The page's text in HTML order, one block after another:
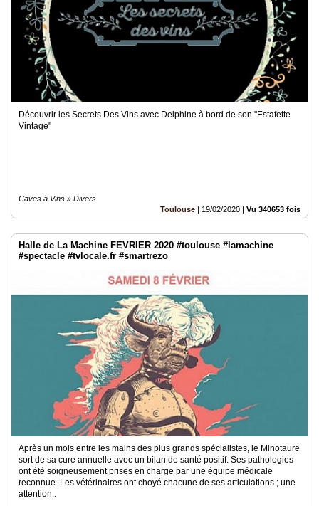
Découvrir les Secrets Des Vins avec Delphine à bord de son "Estafette
Vintage"
Caves à Vins » Divers
Toulouse | 19/02/2020 | Vu 340653 fois
Halle de La Machine FEVRIER 2020 #toulouse #lamachine
#spectacle #tvlocale.fr #smartrezo
Après un mois entre les mains des plus grands spécialistes, le Minotaure
sort de sa cure annuelle avec un bilan de santé positif. Ses pathologies
ont été soigneusement prises en charge par une équipe médicale
reconnue. Les vétérinaires ont choyé chacune de ses articulations ; une
attention..